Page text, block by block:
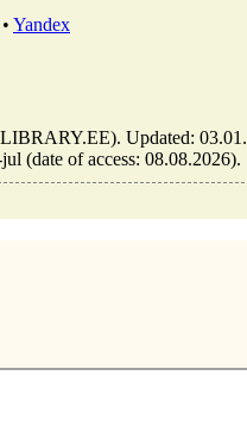
• Yandex
Updated:
(date of access: 08.08.2026).